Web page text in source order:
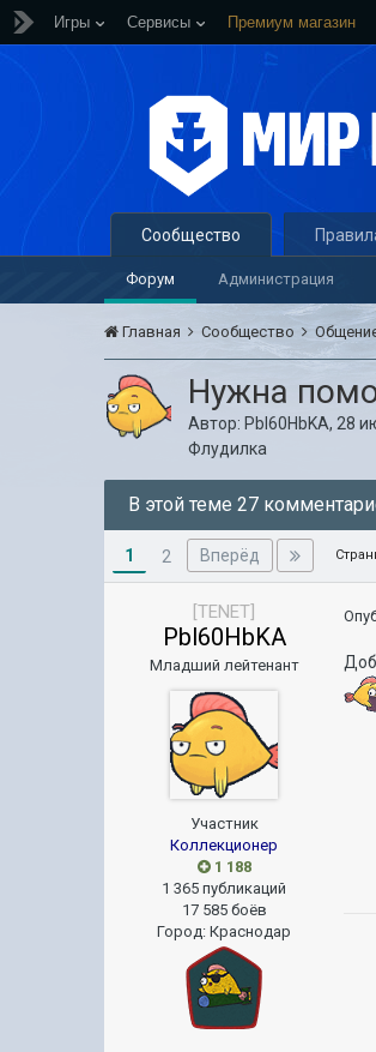
Игры Сервисы Премиум магазин
Сообщество
Форум Администрация
Главная Сообщество
Нужна
Автор: Pbl60HbKA, 28
Флудилка
В этой теме 27
1 2 Вперёд
[TENET]
Pbl60HbKA
Младший лейтенант
Участник
Коллекционер
1 188
1 365 публикаций
17 585 боёв
Город:Краснодар